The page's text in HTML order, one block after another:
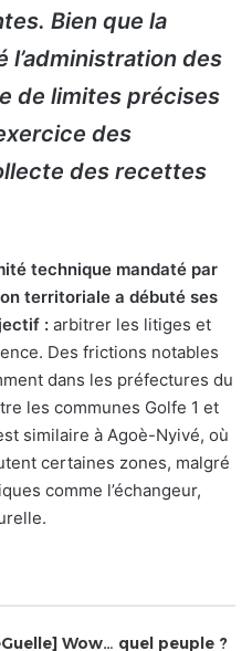
Bien que la
des
de limites précises
des
des recettes
technique mandaté par
territoriale a débuté ses
: arbitrer les litiges et
Des frictions notables
dans les préfectures du
les communes Golfe 1 et
similaire à Agoè-Nyivé, où
certaines zones, malgré
comme l’échangeur,
Wow… quel peuple ?